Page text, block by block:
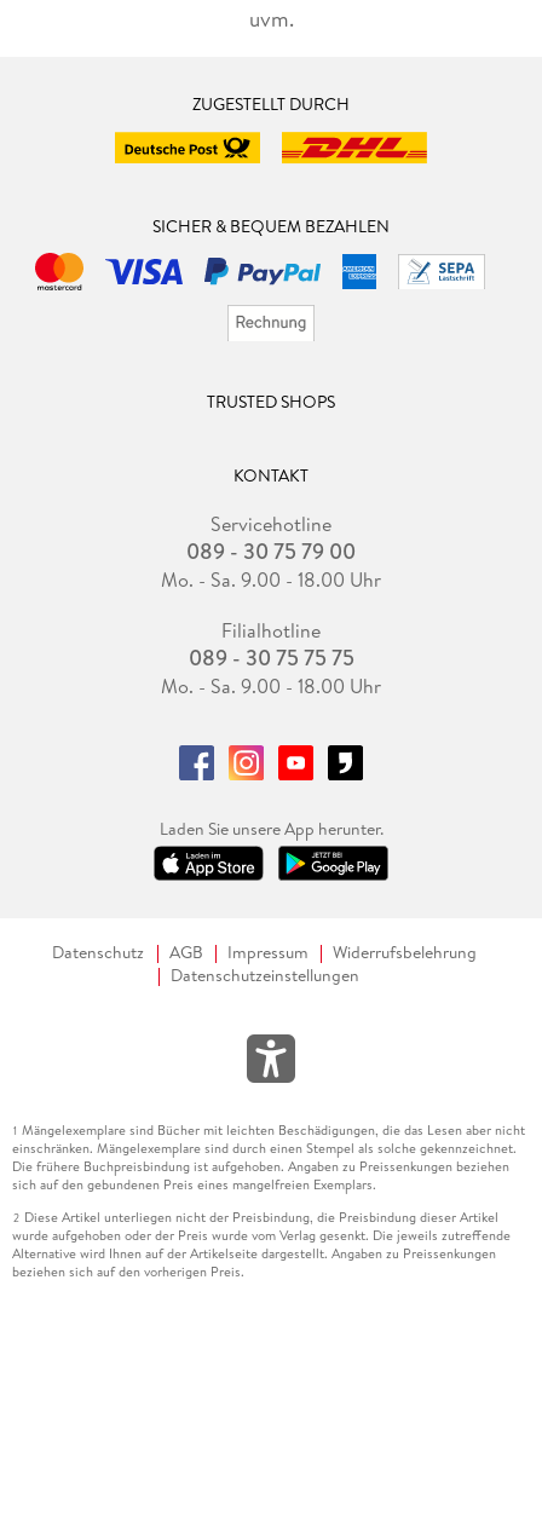
uvm.
ZUGESTELLT DURCH
SICHER & BEQUEM BEZAHLEN
TRUSTED SHOPS
KONTAKT
Servicehotline
089 - 30 75 79 00
Mo. - Sa. 9.00 - 18.00 Uhr
Filialhotline
089 - 30 75 75 75
Mo. - Sa. 9.00 - 18.00 Uhr
Laden Sie unsere App herunter.
Datenschutz AGB Impressum
Widerrufsbelehrung
Datenschutzeinstellungen
1 Mängelexemplare sind Bücher mit leichten Beschädigungen, die das Lesen aber nicht
einschränken. Mängelexemplare sind durch einen Stempel als solche gekennzeichnet.
Die frühere Buchpreisbindung ist aufgehoben. Angaben zu Preissenkungen beziehen
sich auf den gebundenen Preis eines mangelfreien Exemplars.
2 Diese Artikel unterliegen nicht der Preisbindung, die Preisbindung dieser Artikel
wurde aufgehoben oder der Preis wurde vom Verlag gesenkt. Die jeweils zutreffende
Alternative wird Ihnen auf der Artikelseite dargestellt. Angaben zu Preissenkungen
beziehen sich auf den vorherigen Preis.